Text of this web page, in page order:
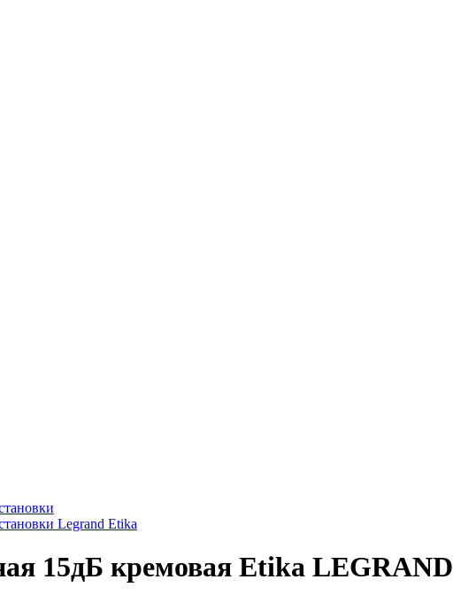
Legrand Etika
15дБ кремовая Etika LEGRAND